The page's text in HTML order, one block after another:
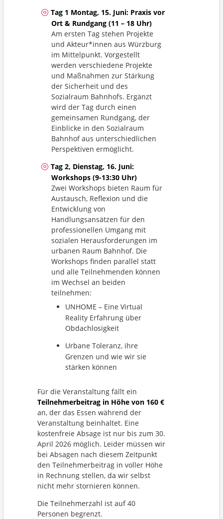
Tag 1 Montag, 15. Juni: Praxis vor
Ort & Rundgang (11 – 18 Uhr)
Am ersten Tag stehen Projekte
und Akteur*innen aus Würzburg
im Mittelpunkt. Vorgestellt
werden verschiedene Projekte
und Maßnahmen zur Stärkung
der Sicherheit und des
Sozialraum Bahnhofs. Ergänzt
wird der Tag durch einen
gemeinsamen Rundgang, der
Einblicke in den Sozialraum
Bahnhof aus unterschiedlichen
Perspektiven ermöglicht.
Tag 2, Dienstag, 16. Juni:
Workshops (9-13:30 Uhr)
Zwei Workshops bieten Raum für
Austausch, Reflexion und die
Entwicklung von
Handlungsansätzen für den
professionellen Umgang mit
sozialen Herausforderungen im
urbanen Raum Bahnhof. Die
Workshops finden parallel statt
und alle Teilnehmenden können
im Wechsel an beiden
teilnehmen:
UNHOME – Eine Virtual
Reality Erfahrung über
Obdachlosigkeit
Urbane Toleranz, ihre
Grenzen und wie wir sie
stärken können
Für die Veranstaltung fällt ein
Teilnehmerbeitrag in Höhe von 160 €
an, der das Essen während der
Veranstaltung beinhaltet. Eine
kostenfreie Absage ist nur bis zum 30.
April 2026 möglich. Leider müssen wir
bei Absagen nach diesem Zeitpunkt
den Teilnehmerbeitrag in voller Höhe
in Rechnung stellen, da wir selbst
nicht mehr stornieren können.
Die Teilnehmerzahl ist auf 40
Personen begrenzt.